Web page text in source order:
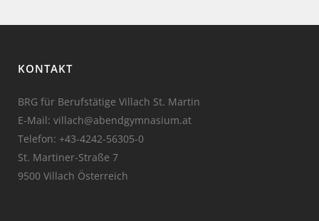
KONTAKT
BRG für Berufstätige Villach St. Martin
E-Mail: villach@abendgymnasium.at
Telefon: +43-4242-56305-0
St. Martiner-Straße 7
9500 Villach Österreich